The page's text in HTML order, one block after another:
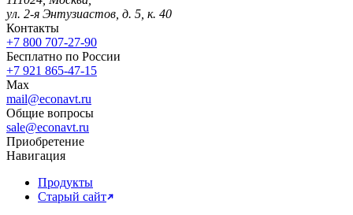
ул. 2-я Энтузиастов, д. 5, к. 40
Контакты
+7 800 707-27-90
Бесплатно по России
+7 921 865-47-15
Max
mail@econavt.ru
Общие вопросы
sale@econavt.ru
Приобретение
Навигация
Продукты
Старый сайт